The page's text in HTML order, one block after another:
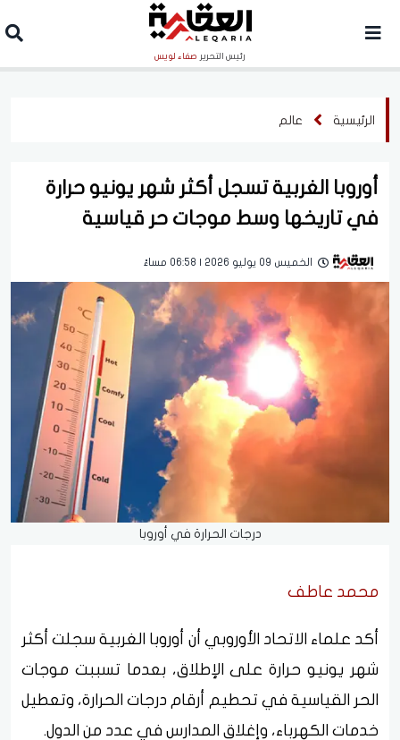
رئيس التحرير صفاء لويس
الرئيسية عالم
أوروبا الغربية تسجل أكثر شهر يونيو حرارة
في تاريخها وسط موجات حر قياسية
الخميس 09 يوليو 2026 | 06:58 مساءً
درجات الحرارة في أوروبا
محمد عاطف
أكد علماء الاتحاد الأوروبي أن أوروبا الغربية سجلت أكثر
شهر يونيو حرارة على الإطلاق، بعدما تسببت موجات
الحر القياسية في تحطيم أرقام درجات الحرارة، وتعطيل
خدمات الكهرباء، وإغلاق المدارس في عدد من الدول.